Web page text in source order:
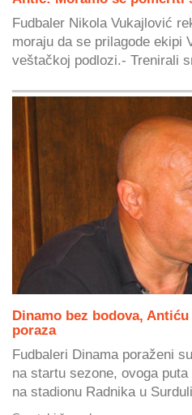
Fudbaler Nikola Vukajlović
moraju da se prilagode ekipi
veštačkoj podlozi.- Trenirali
Dinamo bez bodova,
poraza
Fudbaleri Dinama poraženi
na startu sezone, ovoga
na stadionu Radnika u